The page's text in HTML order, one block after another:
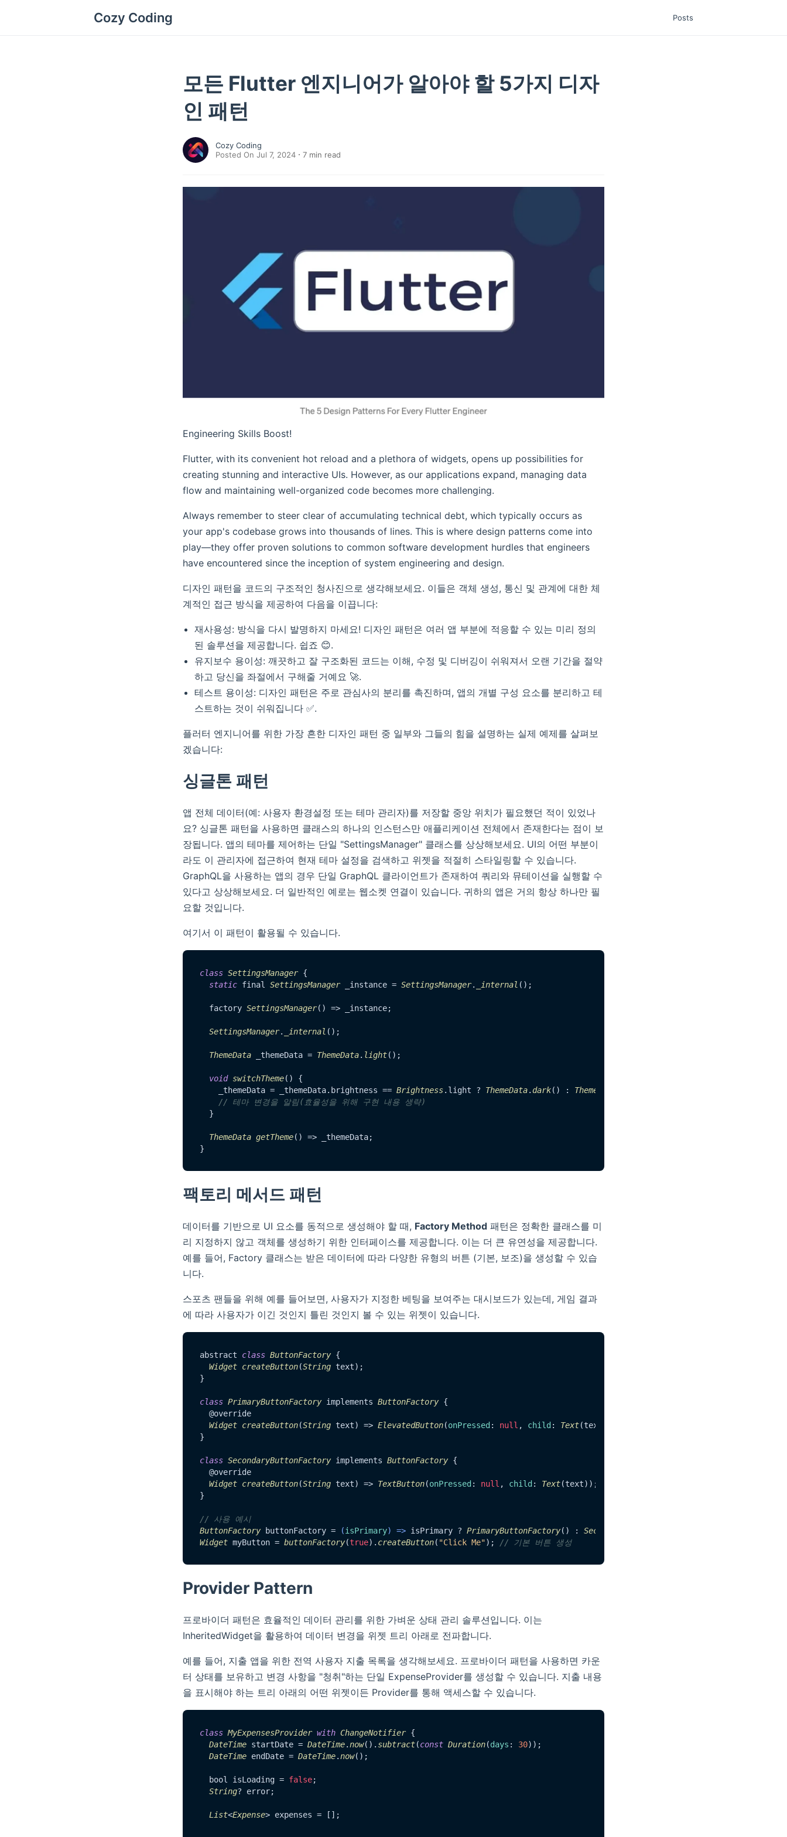
Cozy Coding Posts
모든 Flutter 엔지니어가 알아야 할 5가지 디자
인 패턴
Cozy Coding
Posted On Jul 7, 2024
7 min read
Engineering Skills Boost!
Flutter, with its convenient hot reload and a plethora of widgets, opens up possibilities for
creating stunning and interactive UIs. However, as our applications expand, managing data
flow and maintaining well-organized code becomes more challenging.
Always remember to steer clear of accumulating technical debt, which typically occurs as
your app's codebase grows into thousands of lines. This is where design patterns come into
play—they offer proven solutions to common software development hurdles that engineers
have encountered since the inception of system engineering and design.
디자인 패턴을 코드의 구조적인 청사진으로 생각해보세요. 이들은 객체 생성, 통신 및 관계에 대한 체
계적인 접근 방식을 제공하여 다음을 이끕니다:
재사용성: 방식을 다시 발명하지 마세요! 디자인 패턴은 여러 앱 부분에 적응할 수 있는 미리 정의
된 솔루션을 제공합니다. 쉽죠 😊.
유지보수 용이성: 깨끗하고 잘 구조화된 코드는 이해, 수정 및 디버깅이 쉬워져서 오랜 기간을 절약
하고 당신을 좌절에서 구해줄 거예요 🚀.
테스트 용이성: 디자인 패턴은 주로 관심사의 분리를 촉진하며, 앱의 개별 구성 요소를 분리하고 테
스트하는 것이 쉬워집니다 ✅.
플러터 엔지니어를 위한 가장 흔한 디자인 패턴 중 일부와 그들의 힘을 설명하는 실제 예제를 살펴보
겠습니다:
싱글톤 패턴
앱 전체 데이터(예: 사용자 환경설정 또는 테마 관리자)를 저장할 중앙 위치가 필요했던 적이 있었나
요? 싱글톤 패턴을 사용하면 클래스의 하나의 인스턴스만 애플리케이션 전체에서 존재한다는 점이 보
장됩니다. 앱의 테마를 제어하는 단일 "SettingsManager" 클래스를 상상해보세요. UI의 어떤 부분이
라도 이 관리자에 접근하여 현재 테마 설정을 검색하고 위젯을 적절히 스타일링할 수 있습니다.
GraphQL을 사용하는 앱의 경우 단일 GraphQL 클라이언트가 존재하여 쿼리와 뮤테이션을 실행할 수
있다고 상상해보세요. 더 일반적인 예로는 웹소켓 연결이 있습니다. 귀하의 앱은 거의 항상 하나만 필
요할 것입니다.
여기서 이 패턴이 활용될 수 있습니다.
class SettingsManager {
static final SettingsManager _instance = SettingsManager. _internal ();
  factory
SettingsManager() => _instance;
SettingsManager. _internal ();
ThemeData _themeData = ThemeData. light();
void switchTheme( ) {
    _themeData = _themeData.
brightness == Brightness. light ? ThemeData.dark() : ThemeData
// 테마 변경을 알림(효율성을 위해 구현 내용 생략)
  }
ThemeData getTheme() => _themeData;
팩토리 메서드 패턴
데이터를 기반으로 UI 요소를 동적으로 생성해야 할 때, Factory Method 패턴은 정확한 클래스를 미
리 지정하지 않고 객체를 생성하기 위한 인터페이스를 제공합니다. 이는 더 큰 유연성을 제공합니다.
예를 들어, Factory 클래스는 받은 데이터에 따라 다양한 유형의 버튼 (기본, 보조)을 생성할 수 있습
니다.
스포츠 팬들을 위해 예를 들어보면, 사용자가 지정한 베팅을 보여주는 대시보드가 있는데, 게임 결과
에 따라 사용자가 이긴 것인지 틀린 것인지 볼 수 있는 위젯이 있습니다.
abstract class ButtonFactory {
Widget createButton(String text);
}
class PrimaryButtonFactory implements ButtonFactory {
  @override
Widget createButton(String text) => ElevatedButton(onPressed: null , child: Text(text));
}
class SecondaryButtonFactory implements ButtonFactory {
  @override
Widget createButton(String text) => TextButton(onPressed: null , child: Text(text));
}
// 사용 예시
ButtonFactory buttonFactory = (isPrimary) => isPrimary ? PrimaryButtonFactory() : SecondaryButtonFactory
Widget myButton = buttonFactory(true). createButton( "Click Me"); // 기본 버튼 생성
Provider Pattern
프로바이더 패턴은 효율적인 데이터 관리를 위한 가벼운 상태 관리 솔루션입니다. 이는
InheritedWidget을 활용하여 데이터 변경을 위젯 트리 아래로 전파합니다.
예를 들어, 지출 앱을 위한 전역 사용자 지출 목록을 생각해보세요. 프로바이더 패턴을 사용하면 카운
터 상태를 보유하고 변경 사항을 "청취"하는 단일 ExpenseProvider를 생성할 수 있습니다. 지출 내용
을 표시해야 하는 트리 아래의 어떤 위젯이든 Provider를 통해 액세스할 수 있습니다.
class MyExpensesProvider with ChangeNotifier {
DateTime startDate = DateTime.now(). subtract(const Duration(days : 30));
DateTime endDate = DateTime.now();
  bool isLoading =
false;
String? error;
List<Expense> expenses = [];